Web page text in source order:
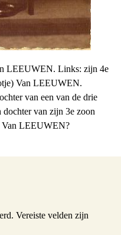
LEEUWEN. Links: zijn 4e
Van LEEUWEN.
van een van de drie
van zijn 3e zoon
Van LEEUWEN?
Vereiste velden zijn